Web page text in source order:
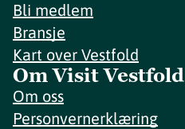
Bli medlem
Bransje
Kart over Vestfold
Om Visit Vestfold
Om oss
Personvernerklæring